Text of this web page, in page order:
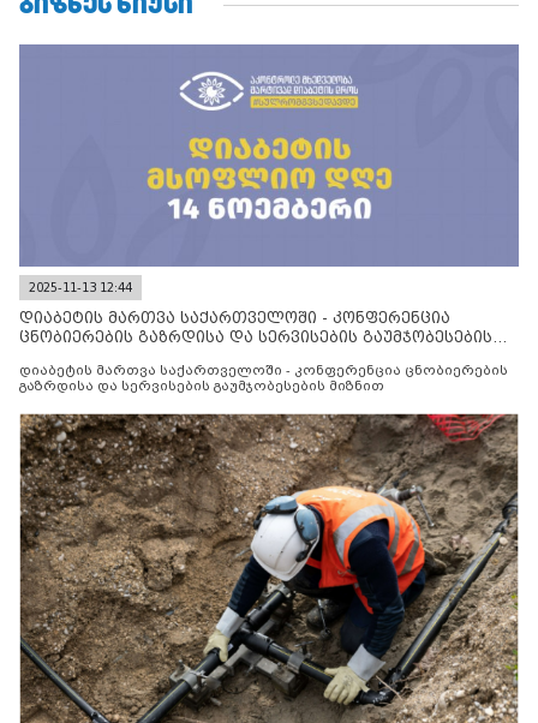
2025-11-13 12:44
დიაბეტის მართვა საქართველოში - კონფერენცია
ცნობიერების გაზრდისა და სერვისების გაუმჯობესების
დიაბეტის მართვა საქართველოში - კონფერენცია ცნობიერების
გაზრდისა და სერვისების გაუმჯობესების მიზნით